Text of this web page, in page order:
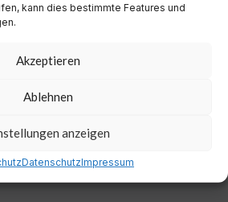
kann dies bestimmte Features und
Akzeptieren
Ablehnen
anzeigen
DatenschutzImpressum